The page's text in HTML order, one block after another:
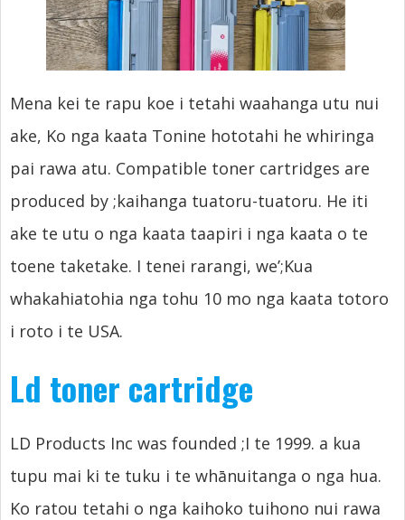
Mena kei te rapu koe i tetahi waahanga utu nui
ake, Ko nga kaata Tonine hototahi he whiringa
pai rawa atu. Compatible toner cartridges are
produced by ;kaihanga tuatoru-tuatoru. He iti
ake te utu o nga kaata taapiri i nga kaata o te
toene taketake. I tenei rarangi, we’;Kua
whakahiatohia nga tohu 10 mo nga kaata totoro
i roto i te USA.
Ld toner cartridge
LD Products Inc was founded ;I te 1999. a kua
tupu mai ki te tuku i te whānuitanga o nga hua.
Ko ratou tetahi o nga kaihoko tuihono nui rawa